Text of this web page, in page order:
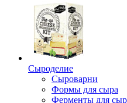
Сыроделие
Сыроварни
Формы для сыра
Ферменты для